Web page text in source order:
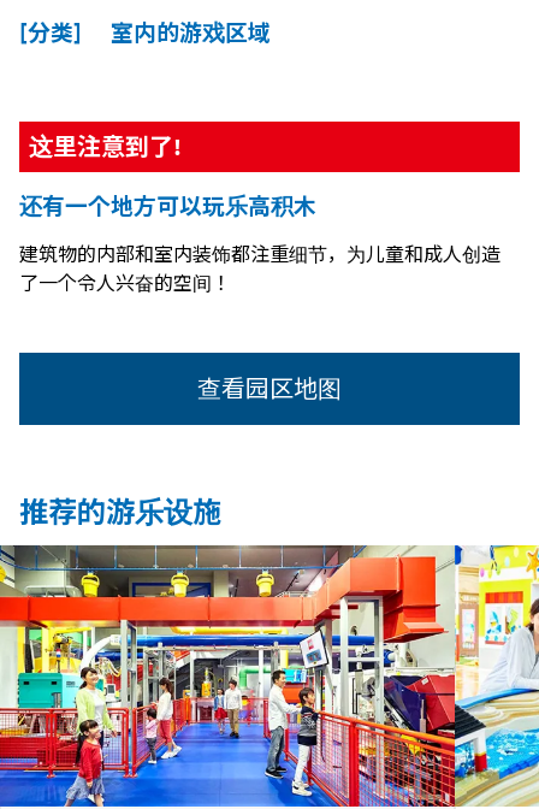
[分类] 室内的游戏区域
这里注意到了!
还有一个地方可以玩乐高积木
建筑物的内部和室内装饰都注重细节，为儿童和成人创造
了一个令人兴奋的空间！
查看园区地图
推荐的游乐设施